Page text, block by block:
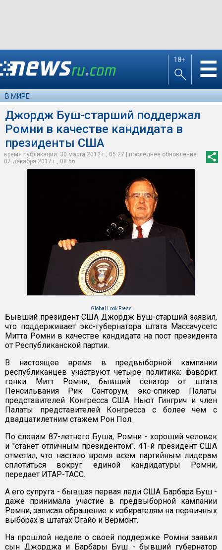
18+ ☰
В МИРЕ
Джордж Буш-старший поддержал
Ромни в качестве кандидата в
президенты США
время публикации: 30 марта 2012 г., 05:27 | последнее обновление:
07 декабря 2017 г., 08:56
Global Look Press
Бывший президент США Джордж Буш-старший заявил,
что поддерживает экс-губернатора штата Массачусетс
Митта Ромни в качестве кандидата на пост президента
от Республиканской партии.
В настоящее время в предвыборной кампании
республиканцев участвуют четыре политика: фаворит
гонки Митт Ромни, бывший сенатор от штата
Пенсильвания Рик Санторум, экс-спикер Палаты
представителей Конгресса США Ньют Гингрич и член
Палаты представителей Конгресса с более чем с
двадцатилетним стажем Рон Пол.
По словам 87-летнего Буша, Ромни - хороший человек
и "станет отличным президентом". 41-й президент США
отметил, что настало время всем партийным лидерам
сплотиться вокруг единой кандидатуры Ромни,
передает ИТАР-ТАСС.
А его супруга - бывшая первая леди США Барбара Буш -
даже принимала участие в предвыборной кампании
Ромни, записав обращение к избирателям на первичных
выборах в штатах Огайо и Вермонт.
На прошлой неделе о своей поддержке Ромни заявил
сын Джорджа и Барбары Буш - бывший губернатор